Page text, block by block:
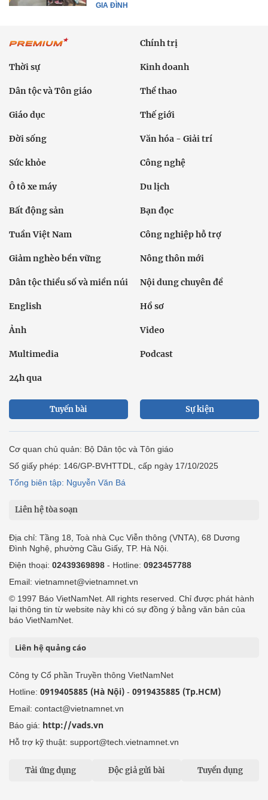
GIA ĐÌNH
Chính trị
Thời sự Kinh doanh
Dân tộc và Tôn giáo Thể thao
Giáo dục Thế giới
Đời sống Văn hóa - Giải trí
Sức khỏe Công nghệ
Ô tô xe máy Du lịch
Bất động sản Bạn đọc
Tuần Việt Nam Công nghiệp hỗ trợ
Giảm nghèo bền vững Nông thôn mới
Dân tộc thiểu số và miền núi Nội dung chuyên đề
English Hồ sơ
Ảnh Video
Multimedia Podcast
24h qua
Tuyến bài Sự kiện
Cơ quan chủ quản: Bộ Dân tộc và Tôn giáo
Số giấy phép: 146/GP-BVHTTDL, cấp ngày 17/10/2025
Tổng biên tập: Nguyễn Văn Bá
Liên hệ tòa soạn
Địa chỉ: Tầng 18, Toà nhà Cục Viễn thông (VNTA), 68 Dương
Đình Nghệ, phường Cầu Giấy, TP. Hà Nội.
Điện thoại: 02439369898 - Hotline: 0923457788
Email: vietnamnet@vietnamnet.vn
© 1997 Báo VietNamNet. All rights reserved. Chỉ được phát hành
lại thông tin từ website này khi có sự đồng ý bằng văn bản của
báo VietNamNet.
Liên hệ quảng cáo
Công ty Cổ phần Truyền thông VietNamNet
Hotline: 0919405885 (Hà Nội) - 0919435885 (Tp.HCM)
Email: contact@vietnamnet.vn
Báo giá: http://vads.vn
Hỗ trợ kỹ thuật: support@tech.vietnamnet.vn
Tải ứng dụng Độc giả gửi bài Tuyển dụng